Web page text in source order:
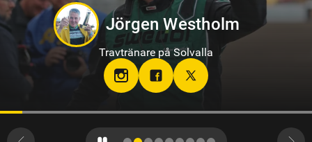
Jörgen Westholm
Travtränare på Solvalla